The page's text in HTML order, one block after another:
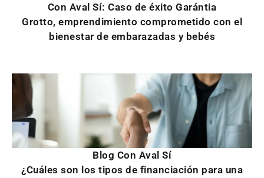
Con Aval Sí: Caso de éxito Garántia
Grotto, emprendimiento comprometido con el
bienestar de embarazadas y bebés
Blog Con Aval Sí
¿Cuáles son los tipos de financiación para una